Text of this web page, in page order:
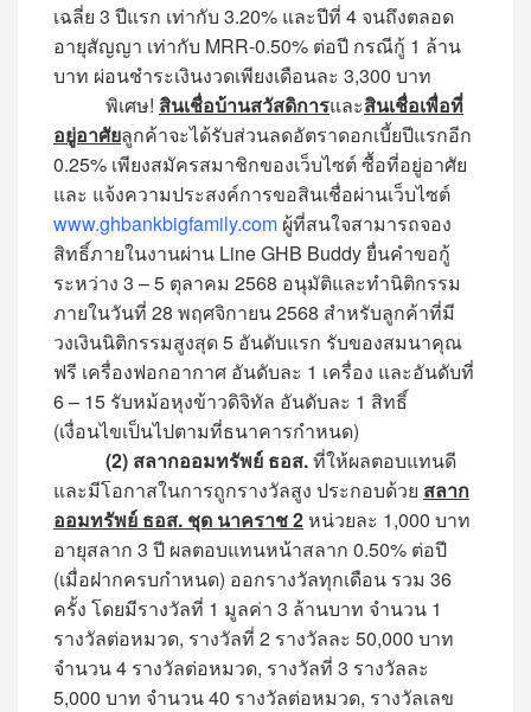
เฉลี่ย 3 ปีแรก เท่ากับ 3.20% และปีที่ 4 จนถึงตลอด
อายุสัญญา เท่ากับ MRR-0.50% ต่อปี กรณีกู้ 1 ล้าน
บาท ผ่อนชำระเงินงวดเพียงเดือนละ 3,300 บาท
พิเศษ! สินเชื่อบ้านสวัสดิการและสินเชื่อเพื่อที่
อยู่อาศัยลูกค้าจะได้รับส่วนลดอัตราดอกเบี้ยปีแรกอีก
0.25% เพียงสมัครสมาชิกของเว็บไซต์ ซื้อที่อยู่อาศัย
และ แจ้งความประสงค์การขอสินเชื่อผ่านเว็บไซต์
www.ghbankbigfamily.com ผู้ที่สนใจสามารถจอง
สิทธิ์ภายในงานผ่าน Line GHB Buddy ยื่นคำขอกู้
ระหว่าง 3 – 5 ตุลาคม 2568 อนุมัติและทำนิติกรรม
ภายในวันที่ 28 พฤศจิกายน 2568 สำหรับลูกค้าที่มี
วงเงินนิติกรรมสูงสุด 5 อันดับแรก รับของสมนาคุณ
ฟรี เครื่องฟอกอากาศ อันดับละ 1 เครื่อง และอันดับที่
6 – 15 รับหม้อหุงข้าวดิจิทัล อันดับละ 1 สิทธิ์
(เงื่อนไขเป็นไปตามที่ธนาคารกำหนด)
(2) สลากออมทรัพย์ ธอส.ที่ให้ผลตอบแทนดี
และมีโอกาสในการถูกรางวัลสูง ประกอบด้วย สลาก
ออมทรัพย์ ธอส. ชุด นาคราช 2หน่วยละ 1,000 บาท
อายุสลาก 3 ปี ผลตอบแทนหน้าสลาก 0.50% ต่อปี
(เมื่อฝากครบกำหนด) ออกรางวัลทุกเดือน รวม 36
ครั้ง โดยมีรางวัลที่ 1 มูลค่า 3 ล้านบาท จำนวน 1
รางวัลต่อหมวด, รางวัลที่ 2 รางวัลละ 50,000 บาท
จำนวน 4 รางวัลต่อหมวด, รางวัลที่ 3 รางวัลละ
5,000 บาท จำนวน 40 รางวัลต่อหมวด, รางวัลเลข